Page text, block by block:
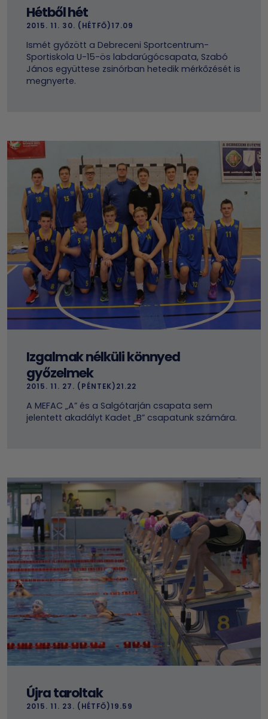
Hétből hét
2015. 11. 30. (HÉTFŐ)17.09
Ismét győzött a Debreceni Sportcentrum-
Sportiskola U-15-ös labdarúgócsapata, Szabó
János együttese zsinórban hetedik mérkőzését is
megnyerte.
Izgalmak nélküli könnyed
győzelmek
2015. 11. 27. (PÉNTEK)21.22
A MEFAC „A” és a Salgótarján csapata sem
jelentett akadályt Kadet „B” csapatunk számára.
Újra taroltak
2015. 11. 23. (HÉTFŐ)19.59